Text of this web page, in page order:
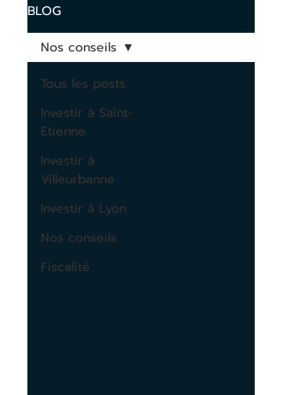
BLOG
Tous les posts
Investir à Saint-
Etienne
Investir à
Villeurbanne
Investir à Lyon
Nos conseils
Fiscalité
Nos conseils